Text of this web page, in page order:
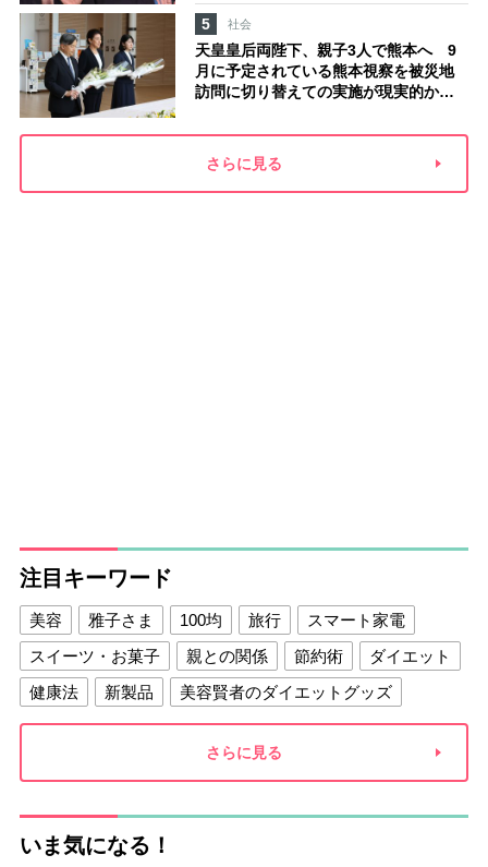
た」
5 社会
天皇皇后両陛下、親子3人で熊本へ 9
月に予定されている熊本視察を被災地
訪問に切り替えての実施が現実的か
添い方”
さらに見る
注目キーワード
美容 雅子さま 100均 旅行
スマート家電
スイーツ・お菓子
親との関係 節約術
ダイエット
健康法
新製品
美容賢者のダイエットグッズ
夫との関係
新津春子 どか食い
さらに見る
いま気になる！